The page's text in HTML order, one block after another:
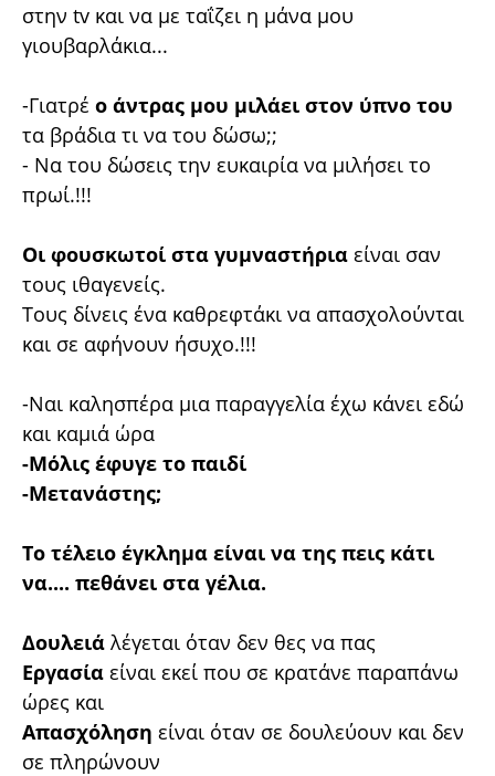
στην tv και να με ταΐζει η μάνα μου
γιουβαρλάκια...
-Γιατρέ ο άντρας μου μιλάει στον ύπνο του
τα βράδια τι να του δώσω;;
- Να του δώσεις την ευκαιρία να μιλήσει το
πρωί.!!!
Οι φουσκωτοί στα γυμναστήρια είναι σαν
τους ιθαγενείς.
Τους δίνεις ένα καθρεφτάκι να απασχολούνται
και σε αφήνουν ήσυχο.!!!
-Ναι καλησπέρα μια παραγγελία έχω κάνει εδώ
και καμιά ώρα
-Μόλις έφυγε το παιδί
-Μετανάστης;
Το τέλειο έγκλημα είναι να της πεις κάτι
να.... πεθάνει στα γέλια.
Δουλειά λέγεται όταν δεν θες να πας
Εργασία είναι εκεί που σε κρατάνε παραπάνω
ώρες και
Απασχόληση είναι όταν σε δουλεύουν και δεν
σε πληρώνουν